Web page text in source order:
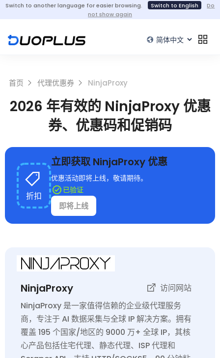
Switch to another language for easier browsing. Switch to English
Do
not show again
首页 代理优惠券 NinjaProxy
2026 年有效的 NinjaProxy 优惠
券、优惠码和促销码
折扣
立即获取 NinjaProxy 优惠
优惠活动即将上线，敬请期待。
已验证
即将上线
NinjaProxy
访问网站
NinjaProxy 是一家值得信赖的企业级代理服务
商，专注于 AI 数据采集与全球 IP 解决方案。拥有
覆盖 195 个国家/地区的 9000 万+ 全球 IP，其核
心产品包括住宅代理、静态代理、ISP 代理和